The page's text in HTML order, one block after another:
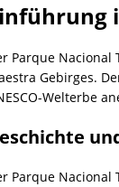
Parque Nacional
Gebirges.
Welterbe
Parque